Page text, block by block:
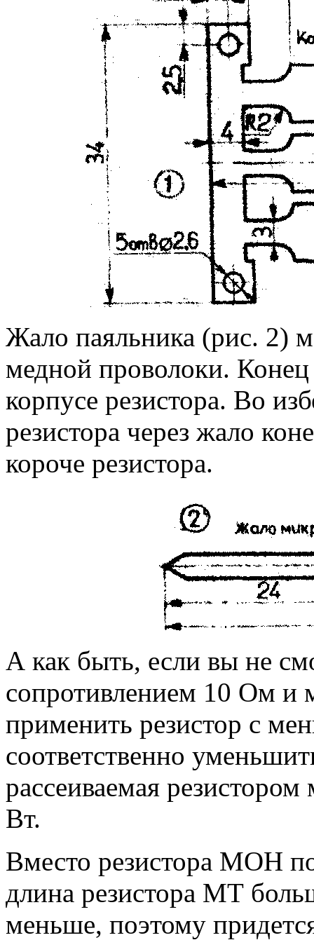
Жало паяльника (рис. 2)
медной проволоки. Конец
корпусе резистора. Во
резистора через жало
короче резистора.
А как быть, если вы не
сопротивлением 10 Ом
применить резистор с
соответственно
рассеиваемая
Вт.
Вместо резистора МОН
длина резистора МТ
меньше, поэтому